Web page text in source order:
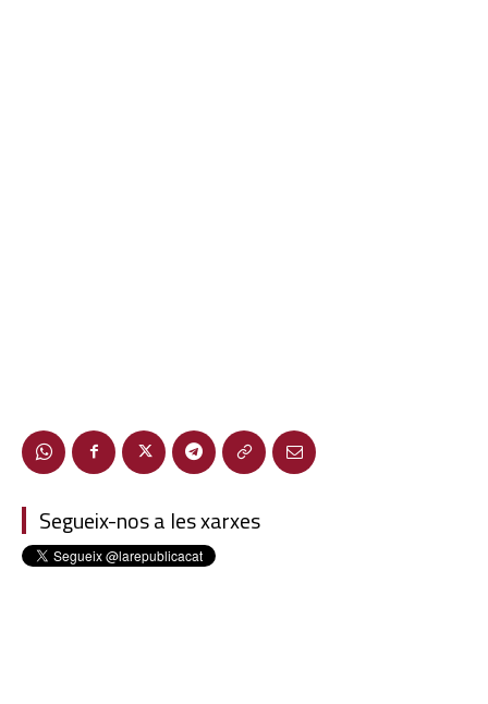
Segueix-nos a les xarxes